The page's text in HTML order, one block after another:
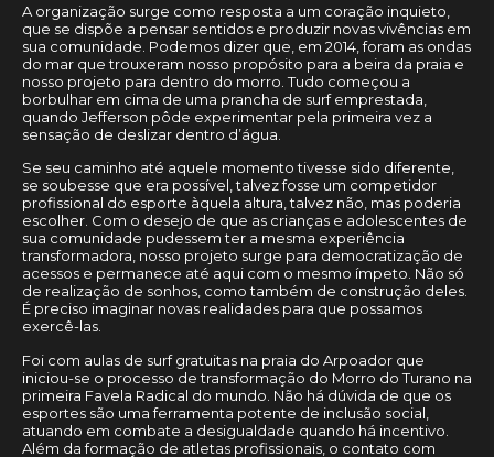
A organização surge como resposta a um coração inquieto,
que se dispõe a pensar sentidos e produzir novas vivências em
sua comunidade. Podemos dizer que, em 2014, foram as ondas
do mar que trouxeram nosso propósito para a beira da praia e
nosso projeto para dentro do morro. Tudo começou a
borbulhar em cima de uma prancha de surf emprestada,
quando Jefferson pôde experimentar pela primeira vez a
sensação de deslizar dentro d’água.
Se seu caminho até aquele momento tivesse sido diferente,
se soubesse que era possível, talvez fosse um competidor
profissional do esporte àquela altura, talvez não, mas poderia
escolher. Com o desejo de que as crianças e adolescentes de
sua comunidade pudessem ter a mesma experiência
transformadora, nosso projeto surge para democratização de
acessos e permanece até aqui com o mesmo ímpeto. Não só
de realização de sonhos, como também de construção deles.
É preciso imaginar novas realidades para que possamos
exercê-las.
Foi com aulas de surf gratuitas na praia do Arpoador que
iniciou-se o processo de transformação do Morro do Turano na
primeira Favela Radical do mundo. Não há dúvida de que os
esportes são uma ferramenta potente de inclusão social,
atuando em combate a desigualdade quando há incentivo.
Além da formação de atletas profissionais, o contato com